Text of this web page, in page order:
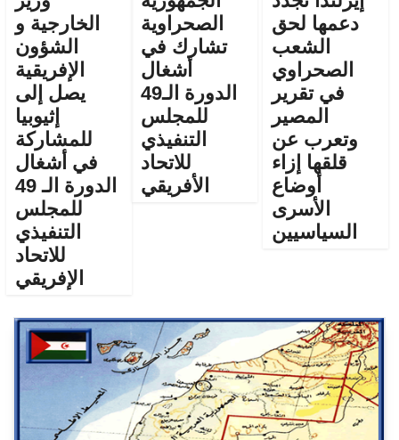
دعمها لحق
الشعب
الصحراوي
في تقرير
المصير
وتعرب عن
قلقها إزاء
أوضاع
الأسرى
السياسيين
الصحراوية
تشارك في
أشغال
الدورة الـ49
للمجلس
التنفيذي
للاتحاد
الأفريقي
الخارجية و
الشؤون
الإفريقية
يصل إلى
إثيوبيا
للمشاركة
في أشغال
الدورة الـ 49
للمجلس
التنفيذي
للاتحاد
الإفريقي